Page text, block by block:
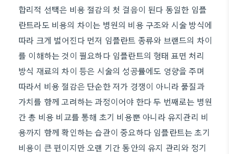
합리적 선택은 비용 절감의 첫 걸음이 된다 동일한 임플
란트라도 비용의 차이는 병원의 비용 구조와 시술 방식에
따라 크게 벌어진다 먼저 임플란트 종류와 브랜드의 차이
를 이해하는 것이 필요하다 임플란트의 형태 표면 처리
방식 재료의 차이 등은 시술의 성공률에도 영향을 주며
따라서 비용 절감은 단순한 저가 경쟁이 아니라 품질과
가치를 함께 고려하는 과정이어야 한다 두 번째로는 병원
간 총 비용 비교를 통해 초기 비용뿐 아니라 유지관리 비
용까지 함께 확인하는 습관이 중요하다 임플란트는 초기
비용이 큰 편이지만 오랜 기간 동안의 유지 관리와 정기